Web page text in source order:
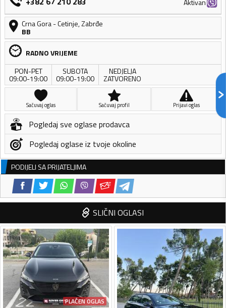
Aktivan
Crna Gora-Cetinje,Zabrđe
BB
RADNO VRIJEME
PON-PET
09:00-19:00
SUBOTA
09:00-19:00
NEDJELJA
ZATVORENO
Sačuvaj oglas Sačuvaj profil Prijavi oglas
Pogledaj sve oglase prodavca
Pogledaj oglase iz tvoje okoline
PODIJELI SA PRIJATELJIMA
SLIČNI OGLASI
PLAĆEN OGLAS